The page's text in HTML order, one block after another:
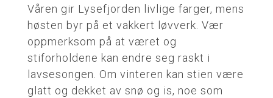
Våren gir Lysefjorden livlige farger, mens
høsten byr på et vakkert løvverk. Vær
oppmerksom på at været og
stiforholdene kan endre seg raskt i
lavsesongen. Om vinteren kan stien være
glatt og dekket av snø og is, noe som